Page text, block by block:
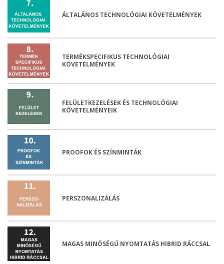
ÁLTALÁNOS TECHNOLÓGIAI KÖVETELMÉNYEK
TERMÉKSPECIFIKUS TECHNOLÓGIAI
KÖVETELMÉNYEK
FELÜLETKEZELÉSEK ÉS TECHNOLÓGIAI
KÖVETELMÉNYEIK
PROOFOK ÉS SZÍNMINTÁK
PERSZONALIZÁLÁS
MAGAS MINŐSÉGŰ NYOMTATÁS HIBRID RÁCCSAL